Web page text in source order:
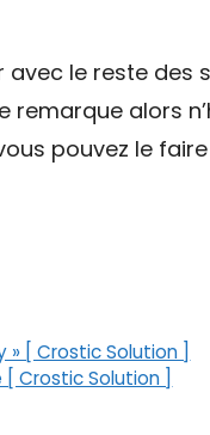
le reste des
remarque alors
pouvez le
[ Crostic Solution ]
Crostic Solution ]